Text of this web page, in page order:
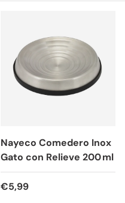
Nayeco Comedero Inox
Gato con Relieve 200 ml
Precio normal
€5,99